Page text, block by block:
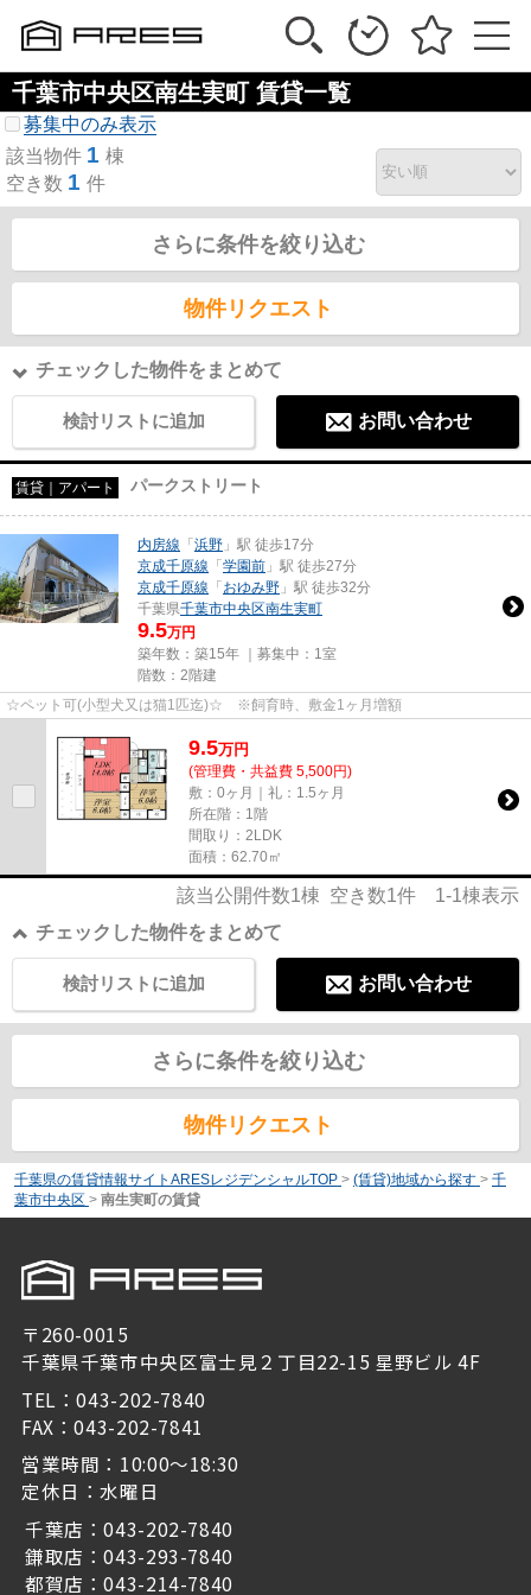
千葉市中央区南生実町 賃貸一覧
募集中のみ表示
該当物件 1 棟
空き数 1 件
さらに条件を絞り込む
物件リクエスト
チェックした物件をまとめて
検討リストに追加 お問い合わせ
賃貸｜アパート パークストリート
内房線 「浜野 」駅 徒歩17分
京成千原線 「学園前 」駅 徒歩27分
京成千原線 「おゆみ野 」駅 徒歩32分
千葉県千葉市中央区南生実町
9.5万円
築年数：築15年 ｜募集中： 1室
階数：2階建
☆ペット可(小型犬又は猫1匹迄)☆ ※飼育時、敷金1ヶ月増額
9.5万円
(管理費・共益費 5,500円)
敷：0ヶ月｜礼：1.5ヶ月
所在階：1階
間取り：2LDK
面積：62.70㎡
該当公開件数1棟 空き数1件 1-1棟表示
チェックした物件をまとめて
お問い合わせ
検討リストに追加
さらに条件を絞り込む
物件リクエスト
千葉県の賃貸情報サイトARESレジデンシャルTOP > (賃貸)地域から探す > 千
葉市中央区 > 南生実町の賃貸
〒260-0015
千葉県千葉市中央区富士見２丁目22-15 星野ビル 4F
TEL：043-202-7840
FAX：043-202-7841
営業時間：10:00～18:30
定休日：水曜日
千葉店：043-202-7840
鎌取店：043-293-7840
都賀店：043-214-7840